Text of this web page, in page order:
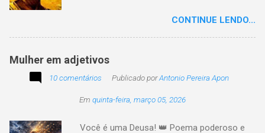
tempo o preito N egritude sempre linda C ultura
multicolor I rmanados na cidadania A gentes
CONTINUE LENDO...
Mulher em adjetivos
10 comentários Publicado porAntonio Pereira Apon
Em quinta-feira, março 05, 2026
Você é uma Deusa! 👑 Poema poderoso e